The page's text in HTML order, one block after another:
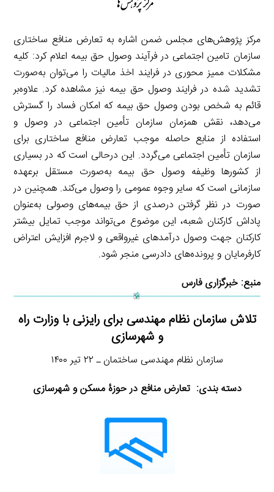
مرکز پژوهش‌‌های مجلس ضمن اشاره به تعارض منافع ساختاری
سازمان تامین اجتماعی در فرآیند وصول حق بیمه اعلام کرد: کلیه
مشکلات ممیز محوری در فرایند اخذ مالیات را می‌توان به‌صورت
تشدید شده در فرایند وصول حق بیمه نیز مشاهده کرد. علاوه‌بر
قائم به شخص بودن وصول حق بیمه که امکان فساد را گسترش
می‌دهد، نقش همزمان سازمان تأمین اجتماعی در وصول و
استفاده از منابع حاصله موجب تعارض منافع ساختاری برای
سازمان تأمین اجتماعی می‌گردد. این درحالی است که در بسیاری
از کشورها وظیفه وصول حق بیمه به‌صورت مستقل برعهده
سازمانی است که سایر وجوه عمومی را وصول می‌کند. همچنین در
صورت در نظر گرفتن درصدی از حق بیمه‌های وصولی به‌عنوان
پاداش کارکنان شعبه، این موضوع می‌تواند موجب تمایل بیشتر
کارکنان جهت وصول درآمدهای غیرواقعی و لاجرم افزایش اعتراض
کارفرمایان و پرونده‌های دادرسی منجر ‌شود.
منبع:خبرگزاری فارس
تلاش‌ سازمان نظام مهندسی برای رایزنی با وزارت راه
و شهرسازی
سازمان نظام مهندسی ساختمان ـ ۲۲ تیر ۱۴۰۰
دسته بندی: تعارض منافع در حوزۀ مسکن و شهرسازی